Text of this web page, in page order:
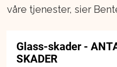
våre tjenester, sier